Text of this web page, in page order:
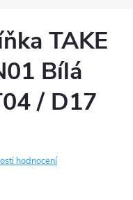
TAKE
Bílá
/ D17
hodnocení